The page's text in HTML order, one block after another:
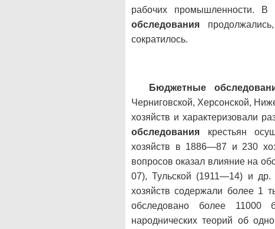
рабочих промышленности.
обследования
сократилось.
Бюджетные
Черниговской, Херсонской,
хозяйств и характеризовали
обследования крестьян
хозяйств в 1886—87 и 230
вопросов оказал влияние на
07), Тульской (1911—14) и др.
хозяйств содержали более 1
обследовано более 11000
народнических теорий об